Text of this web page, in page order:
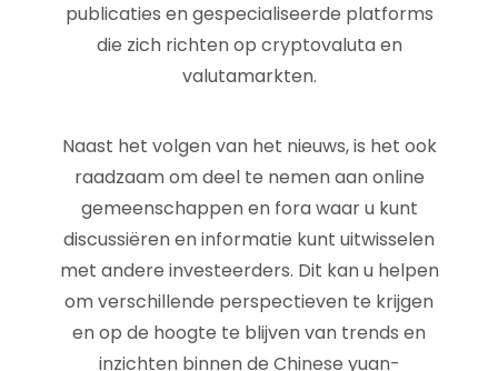
publicaties en gespecialiseerde platforms
die zich richten op cryptovaluta en
valutamarkten.
Naast het volgen van het nieuws, is het ook
raadzaam om deel te nemen aan online
gemeenschappen en fora waar u kunt
discussiëren en informatie kunt uitwisselen
met andere investeerders. Dit kan u helpen
om verschillende perspectieven te krijgen
en op de hoogte te blijven van trends en
inzichten binnen de Chinese yuan-